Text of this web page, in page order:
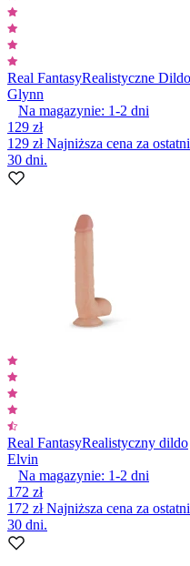
Real FantasyRealistyczne Dildo
Glynn
Na magazynie: 1-2 dni
129 zł
129 złNajniższa cena za
30 dni.
Real FantasyRealistyczny dildo
Elvin
Na magazynie: 1-2 dni
172 zł
172 złNajniższa cena za
30 dni.